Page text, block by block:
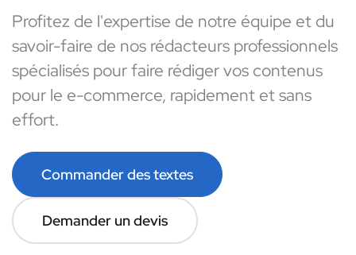
Profitez de l'expertise de notre équipe et du
savoir-faire de nos rédacteurs professionnels
spécialisés pour faire rédiger vos contenus
pour le e-commerce, rapidement et sans
effort.
Commander des textes
Demander un devis